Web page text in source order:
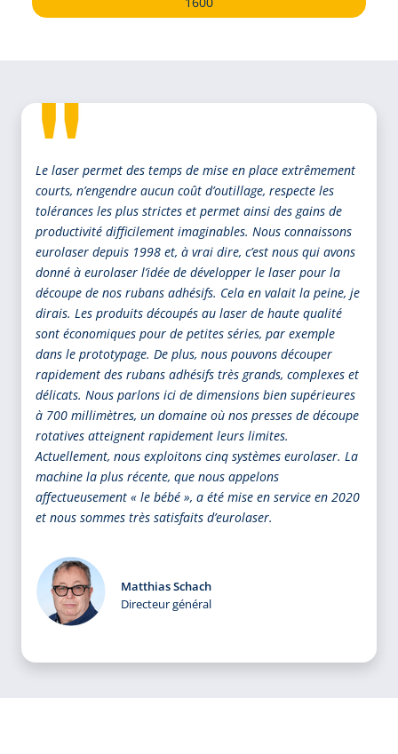
Le laser permet des temps de mise en place extrêmement
courts, n’engendre aucun coût d’outillage, respecte les
tolérances les plus strictes et permet ainsi des gains de
productivité difficilement imaginables. Nous connaissons
eurolaser depuis 1998 et, à vrai dire, c’est nous qui avons
donné à eurolaser l’idée de développer le laser pour la
découpe de nos rubans adhésifs. Cela en valait la peine, je
dirais. Les produits découpés au laser de haute qualité
sont économiques pour de petites séries, par exemple
dans le prototypage. De plus, nous pouvons découper
rapidement des rubans adhésifs très grands, complexes et
délicats. Nous parlons ici de dimensions bien supérieures
à 700 millimètres, un domaine où nos presses de découpe
rotatives atteignent rapidement leurs limites.
Actuellement, nous exploitons cinq systèmes eurolaser. La
machine la plus récente, que nous appelons
affectueusement « le bébé », a été mise en service en 2020
et nous sommes très satisfaits d’eurolaser.
Matthias Schach
Directeur général